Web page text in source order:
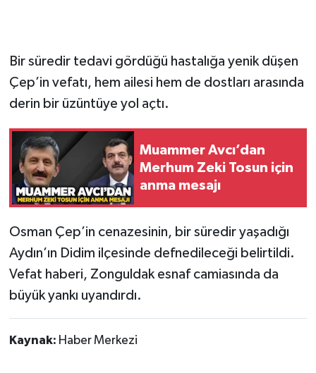
Bir süredir tedavi gördüğü hastalığa yenik düşen
Çep’in vefatı, hem ailesi hem de dostları arasında
derin bir üzüntüye yol açtı.
Muammer Avcı’dan
Merhum Zeki Tosun için
anma mesajı
Osman Çep’in cenazesinin, bir süredir yaşadığı
Aydın’ın Didim ilçesinde defnedileceği belirtildi.
Vefat haberi, Zonguldak esnaf camiasında da
büyük yankı uyandırdı.
Kaynak: Haber Merkezi
Gökçebey
GÜNDEM
İş ilanı
Kültür - Sanat
Politika